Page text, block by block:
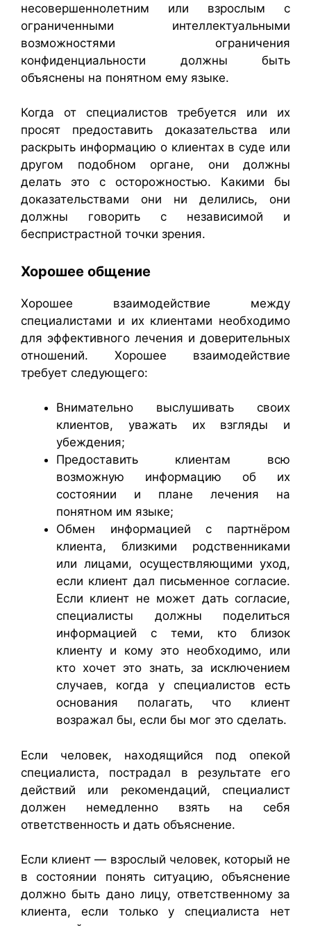
несовершеннолетним или взрослым с
ограниченными интеллектуальными
возможностями ограничения
конфиденциальности должны быть
объяснены на понятном ему языке.
Когда от специалистов требуется или их
просят предоставить доказательства или
раскрыть информацию о клиентах в суде или
другом подобном органе, они должны
делать это с осторожностью. Какими бы
доказательствами они ни делились, они
должны говорить с независимой и
беспристрастной точки зрения.
Хорошее общение
Хорошее взаимодействие между
специалистами и их клиентами необходимо
для эффективного лечения и доверительных
отношений. Хорошее взаимодействие
требует следующего:
Внимательно выслушивать своих
клиентов, уважать их взгляды и
убеждения;
Предоставить клиентам всю
возможную информацию об их
состоянии и плане лечения на
понятном им языке;
Обмен информацией с партнёром
клиента, близкими родственниками
или лицами, осуществляющими уход,
если клиент дал письменное согласие.
Если клиент не может дать согласие,
специалисты должны поделиться
информацией с теми, кто близок
клиенту и кому это необходимо, или
кто хочет это знать, за исключением
случаев, когда у специалистов есть
основания полагать, что клиент
возражал бы, если бы мог это сделать.
Если человек, находящийся под опекой
специалиста, пострадал в результате его
действий или рекомендаций, специалист
должен немедленно взять на себя
ответственность и дать объяснение.
Если клиент — взрослый человек, который не
в состоянии понять ситуацию, объяснение
должно быть дано лицу, ответственному за
клиента, если только у специалиста нет